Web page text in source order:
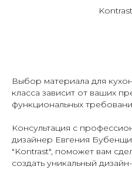
Выбор материала для
класса зависит от ваших
функциональных
Консультация с
дизайнер Евгения
"Kontrast", поможет вам
создать уникальный